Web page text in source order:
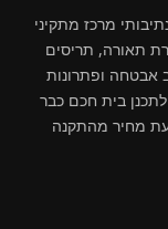
מרכז מתקיני
תאורה, תריסים
אבטחה ופתרונות
בית חכם כבר
מחיר מהתקנה